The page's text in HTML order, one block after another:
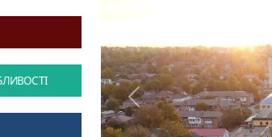
Previous